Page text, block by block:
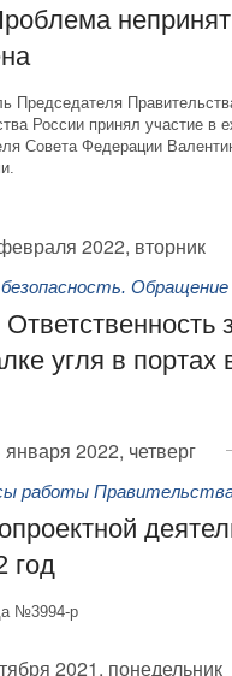
Председателя
России принял участие в
Совета Федерации
2022, вторник
безопасность.
угля в портах
января 2022, четверг
работы
год
№3994-р
2021, понедельник